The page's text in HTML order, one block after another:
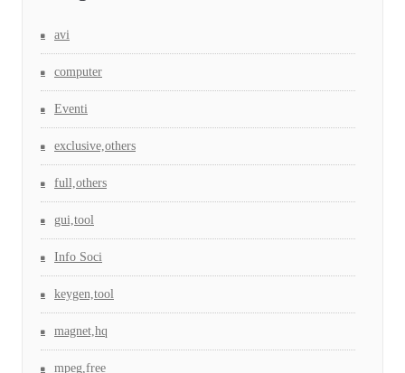
avi
computer
Eventi
exclusive,others
full,others
gui,tool
Info Soci
keygen,tool
magnet,hq
mpeg,free